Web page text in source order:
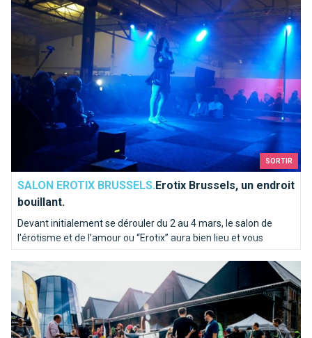
SORTIR
SALON EROTIX BRUSSELS. Erotix Brussels, un endroit
bouillant.
Devant initialement se dérouler du 2 au 4 mars, le salon de
l'érotisme et de l’amour ou “Erotix” aura bien lieu et vous
pourrez y assister du 25 au 27 mars.
Où acheter son vélo à Bruxelles ? Au salon Bike Brussels